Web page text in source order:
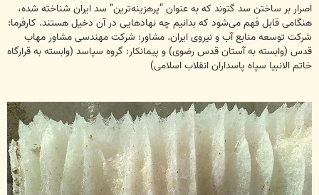
اصرار بر ساختن سد گتوند که به عنوان “پرهزینه‌ترین” سد ایران شناخته شده،
هنگامی قابل فهم می‌شود که بدانیم چه نهادهایی در آن دخیل هستند. کارفرما:
شرکت توسعه منابع آب و نیروی ایران. مشاور: شرکت مهندسی مشاور مهاب
قدس (وابسته به آستان قدس رضوی) و پیمانکار: گروه سپاسد (وابسته به قرارگاه
خاتم الانبیا سپاه پاسداران انقلاب اسلامی)